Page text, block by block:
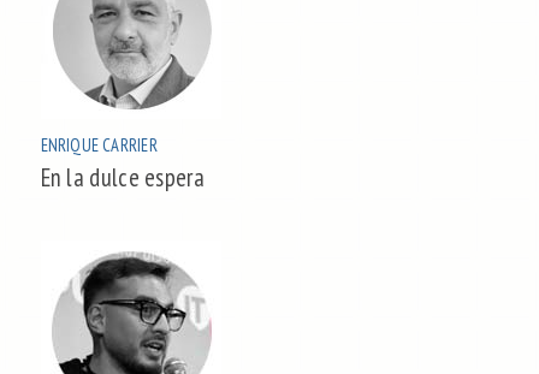
ENRIQUE CARRIER
En la dulce espera